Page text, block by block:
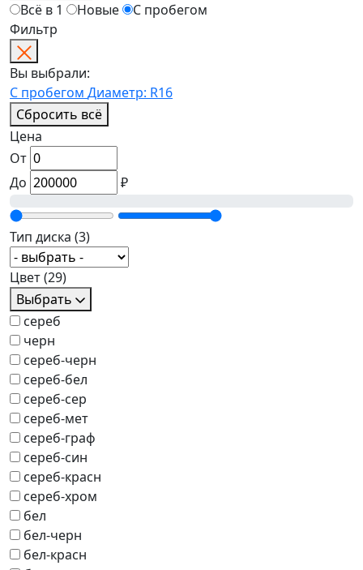
Всё в 1
Новые
С пробегом
Фильтр
Вы выбрали:
С пробегом Диаметр: R16
Сбросить всё
Цена
От
До
₽
Тип диска (3)
Цвет(29)
Выбрать
сереб
черн
сереб-черн
сереб-бел
сереб-сер
сереб-мет
сереб-граф
сереб-син
сереб-красн
сереб-хром
бел
бел-черн
бел-красн